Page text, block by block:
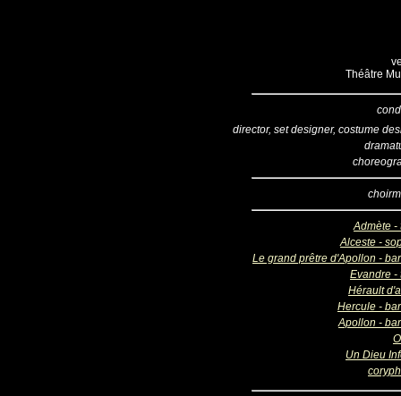
Théâtre
director, set designer, costume
Admète -
Alceste -
Le grand prêtre d'Apollon -
Evandre -
Hérault
Hercule -
Apollon -
Un Dieu